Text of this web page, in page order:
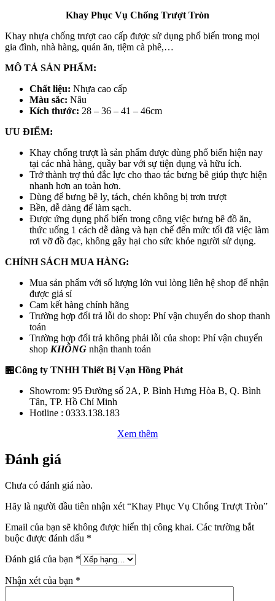
Khay Phục Vụ Chống Trượt Tròn
Khay nhựa chống trượt cao cấp được sử dụng phổ biến trong mọi
gia đình, nhà hàng, quán ăn, tiệm cà phê,…
MÔ TẢ SẢN PHẨM:
Chất liệu: Nhựa cao cấp
Màu sắc: Nâu
Kích thước: 28 – 36 – 41 – 46cm
ƯU ĐIỂM:
Khay chống trượt là sản phẩm được dùng phổ biến hiện nay
tại các nhà hàng, quầy bar với sự tiện dụng và hữu ích.
Trở thành trợ thủ đắc lực cho thao tác bưng bê giúp thực hiện
nhanh hơn an toàn hơn.
Dùng để bưng bê ly, tách, chén không bị trơn trượt
Bền, dễ dàng để làm sạch.
Được ứng dụng phổ biến trong công việc bưng bê đồ ăn,
thức uống 1 cách dễ dàng và hạn chế đến mức tối đã việc làm
rơi vỡ đồ đạc, không gây hại cho sức khỏe người sử dụng.
CHÍNH SÁCH MUA HÀNG:
Mua sản phẩm với số lượng lớn vui lòng liên hệ shop để nhận
được giá sỉ
Cam kết hàng chính hãng
Trường hợp đổi trả lỗi do shop: Phí vận chuyển do shop thanh
toán
Trường hợp đổi trả không phải lỗi của shop: Phí vận chuyển
shop KHÔNG nhận thanh toán
🏪Công ty TNHH Thiết Bị Vạn Hồng Phát
Showrom: 95 Đường số 2A, P. Bình Hưng Hòa B, Q. Bình
Tân, TP. Hồ Chí Minh
Hotline : 0333.138.183
Xem thêm
Đánh giá
Chưa có đánh giá nào.
Hãy là người đầu tiên nhận xét “Khay Phục Vụ Chống Trượt Tròn”
Email của bạn sẽ không được hiển thị công khai. Các trường bắt
buộc được đánh dấu *
Đánh giá của bạn *
Nhận xét của bạn *